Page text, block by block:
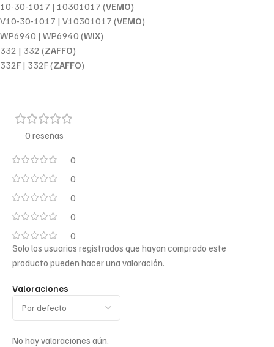
10-30-1017 | 10301017 (VEMO)
V10-30-1017 | V10301017 (VEMO)
WP6940 | WP6940 (WIX)
332 | 332 (ZAFFO)
332F | 332F (ZAFFO)
0 reseñas
0
0
0
0
0
Valoraciones
No hay valoraciones aún.
Solo los usuarios registrados que hayan comprado este
producto pueden hacer una valoración.